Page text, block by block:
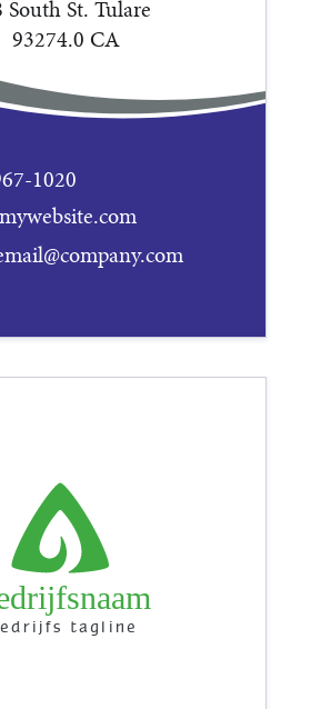
1020
South St. Tulare
93274.0 CA
tagline